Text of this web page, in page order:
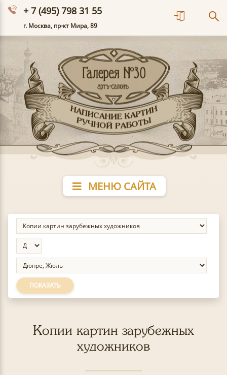
+ 7 (495) 798 31 55
г. Москва, пр-кт Мира, 89
МЕНЮ САЙТА
ПОКАЗАТЬ
Копии картин зарубежных
художников